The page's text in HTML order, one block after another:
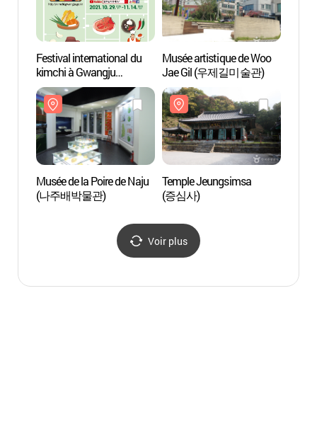
Festival international du
kimchi à Gwangju
(광주세계김치축제)
Musée artistique de Woo
Jae Gil (우제길미술관)
Musée de la Poire de Naju
(나주배박물관)
Temple Jeungsimsa
(증심사)
Voir plus